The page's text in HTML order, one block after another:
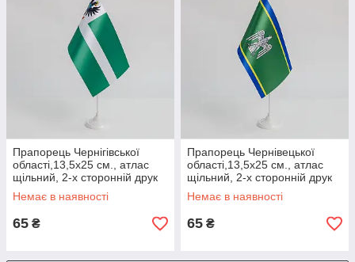
Прапорець Чернігівської
області,13,5х25 см., атлас
щільний, 2-х сторонній друк
Немає в наявності
65 ₴
Прапорець Чернівецької
області,13,5х25 см., атлас
щільний, 2-х сторонній друк
Немає в наявності
65 ₴